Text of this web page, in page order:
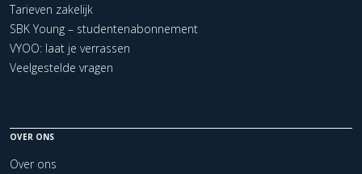
Tarieven zakelijk
SBK Young – studentenabonnement
VYOO: laat je verrassen
Veelgestelde vragen
OVER ONS
Over ons